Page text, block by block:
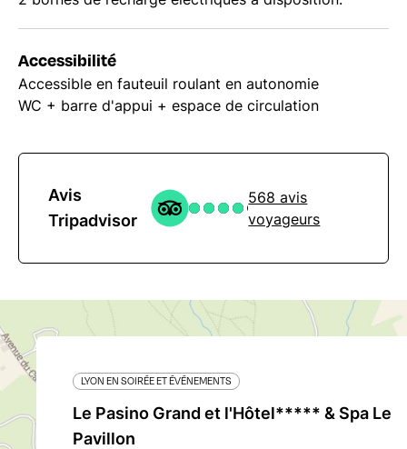
Accessibilité
Accessible en fauteuil roulant en autonomie
WC + barre d'appui + espace de circulation
Avis
Tripadvisor
568 avis
voyageurs
LYON EN SOIRÉE ET ÉVÉNEMENTS
Le Pasino Grand et l'Hôtel***** & Spa Le
Pavillon